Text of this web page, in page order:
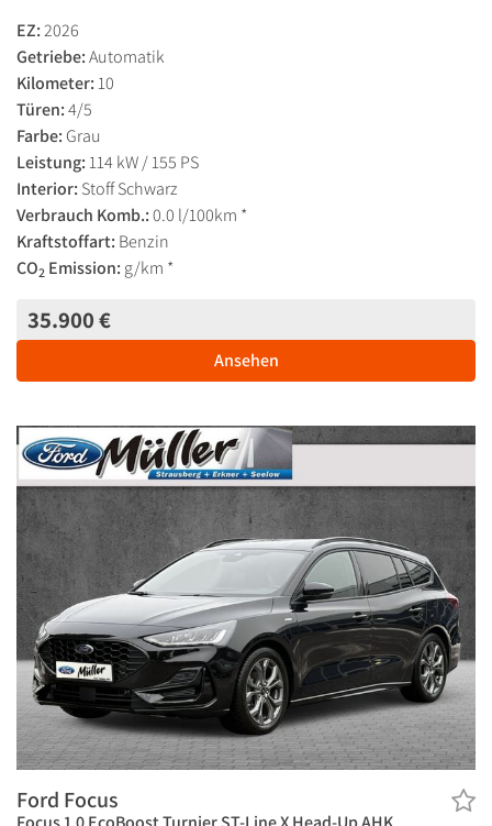
EZ:2026
Getriebe:Automatik
Kilometer: 10
Türen:4/5
Farbe: Grau
Leistung: 114 kW / 155 PS
Interior: Stoff Schwarz
Verbrauch Komb.:0.0 l/100km *
Kraftstoffart: Benzin
CO2 Emission: g/km *
35.900 €
Ansehen
Ford Focus